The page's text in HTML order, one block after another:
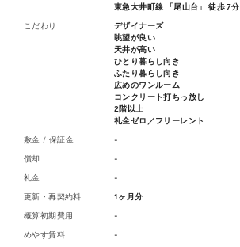
東急大井町線 「尾山台」 徒歩 7分
こだわり
デザイナーズ
眺望が良い
天井が高い
ひとり暮らし向き
ふたり暮らし向き
広めのワンルーム
コンクリート打ちっ放し
2階以上
礼金ゼロ／フリーレント
敷金 / 保証金 -
償却 -
礼金 -
更新・再契約料 1ヶ月分
概算初期費用 -
めやす賃料 -